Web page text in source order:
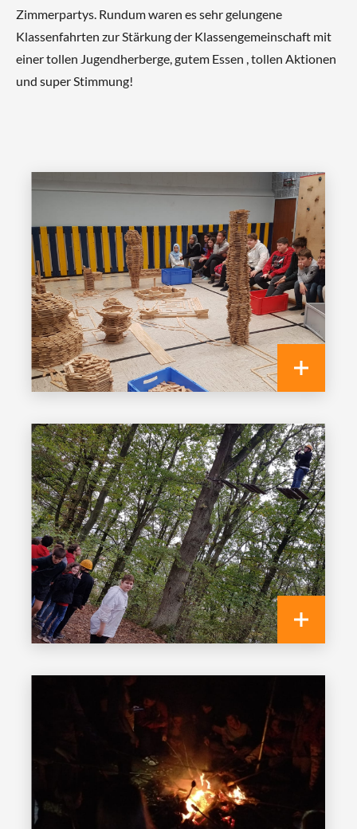
Zimmerpartys. Rundum waren es sehr gelungene
Klassenfahrten zur Stärkung der Klassengemeinschaft mit
einer tollen Jugendherberge, gutem Essen , tollen Aktionen
und super Stimmung!